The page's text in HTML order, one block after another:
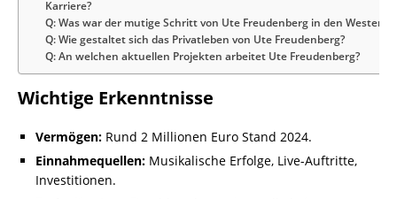
Karriere?
Q: Was war der mutige Schritt von Ute Freudenberg in den Westen?
Q: Wie gestaltet sich das Privatleben von Ute Freudenberg?
Q: An welchen aktuellen Projekten arbeitet Ute Freudenberg?
Wichtige Erkenntnisse
Vermögen: Rund 2 Millionen Euro Stand 2024.
Einnahmequellen: Musikalische Erfolge, Live-Auftritte,
Investitionen.